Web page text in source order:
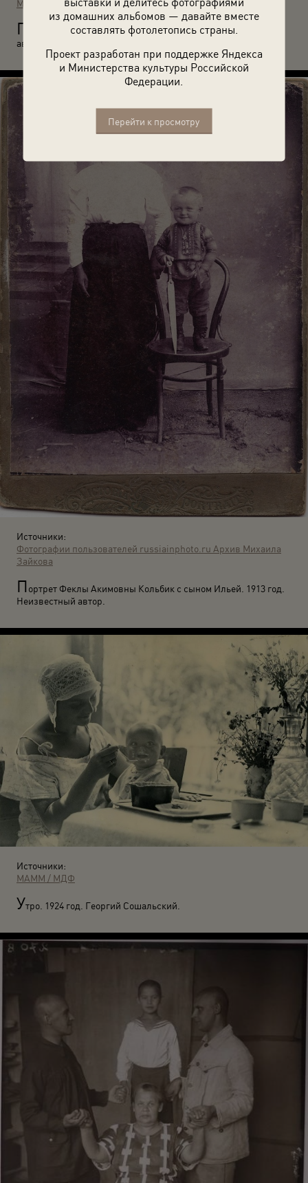
из домашних альбомов — давайте вместе
составлять фотолетопись страны.
Проект разработан при поддержке Яндекса
и Министерства культуры Российской
Федерации.
Перейти к просмотру
МАММ / МДФ
П
ортрет Е. Кошинской с детьми. 1910-е годы. Неизвестный
автор.
Источники:
Фотографии пользователей russiainphoto.ru Архив Михаила
Зайкова
Портрет Феклы Акимовны Кольбик с сыном Ильей. 1913 год.
Неизвестный автор.
Источники:
МАММ / МДФ
Утро. 1924 год. Георгий Сошальский.